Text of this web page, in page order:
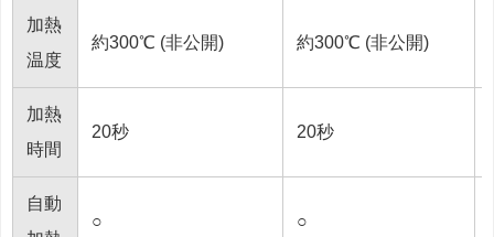
加熱
温度
約300℃ (非公開) 約300℃ (非公開)
加熱
時間
20秒 20秒
自動
○ ○